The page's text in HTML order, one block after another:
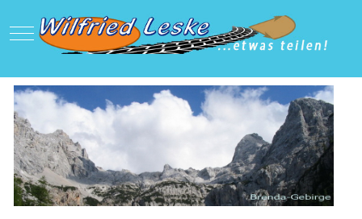
Mobile Menu Toggle